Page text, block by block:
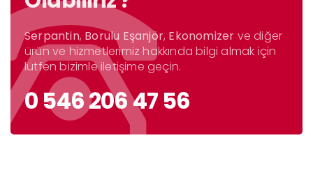
Serpantin, Borulu Eşanjör, Ekonomizer ve diğer
ürün ve hizmetlerimiz hakkında bilgi almak için
lütfen bizimle iletişime geçin.
0 546 206 47 56